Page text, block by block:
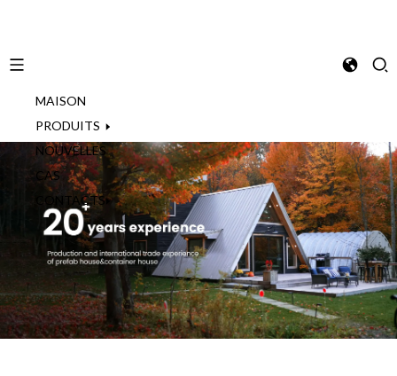
MAISON
PRODUITS
NOUVELLES
CAS
CONTACTS